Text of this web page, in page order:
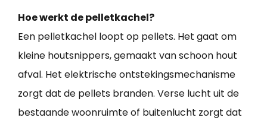
Hoe werkt de pelletkachel?
Een pelletkachel loopt op pellets. Het gaat om
kleine houtsnippers, gemaakt van schoon hout
afval. Het elektrische ontstekingsmechanisme
zorgt dat de pellets branden. Verse lucht uit de
bestaande woonruimte of buitenlucht zorgt dat